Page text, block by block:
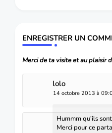
ENREGISTRER UN
Merci de ta visite et au plaisir
lolo
14 octobre 2013 à
Hummm qu'ils
Merci pour ce